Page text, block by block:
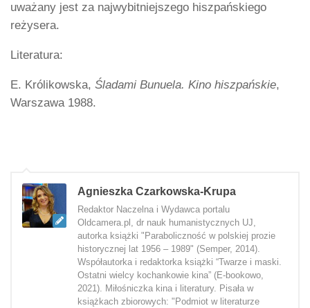
uważany jest za najwybitniejszego hiszpańskiego
reżysera.
Literatura:
E. Królikowska, Śladami Bunuela. Kino hiszpańskie,
Warszawa 1988.
Agnieszka Czarkowska-Krupa
Redaktor Naczelna i Wydawca portalu
Oldcamera.pl, dr nauk humanistycznych UJ,
autorka książki "Paraboliczność w polskiej prozie
historycznej lat 1956 – 1989" (Semper, 2014).
Współautorka i redaktorka książki “Twarze i maski.
Ostatni wielcy kochankowie kina” (E-bookowo,
2021). Miłośniczka kina i literatury. Pisała w
książkach zbiorowych: "Podmiot w literaturze